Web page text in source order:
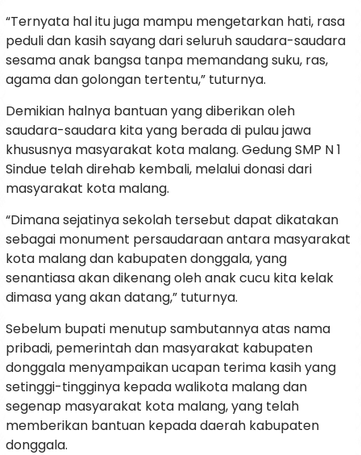
“Ternyata hal itu juga mampu mengetarkan hati, rasa
peduli dan kasih sayang dari seluruh saudara-saudara
sesama anak bangsa tanpa memandang suku, ras,
agama dan golongan tertentu,” tuturnya.
Demikian halnya bantuan yang diberikan oleh
saudara-saudara kita yang berada di pulau jawa
khususnya masyarakat kota malang. Gedung SMP N 1
Sindue telah direhab kembali, melalui donasi dari
masyarakat kota malang.
“Dimana sejatinya sekolah tersebut dapat dikatakan
sebagai monument persaudaraan antara masyarakat
kota malang dan kabupaten donggala, yang
senantiasa akan dikenang oleh anak cucu kita kelak
dimasa yang akan datang,” tuturnya.
Sebelum bupati menutup sambutannya atas nama
pribadi, pemerintah dan masyarakat kabupaten
donggala menyampaikan ucapan terima kasih yang
setinggi-tingginya kepada walikota malang dan
segenap masyarakat kota malang, yang telah
memberikan bantuan kepada daerah kabupaten
donggala.